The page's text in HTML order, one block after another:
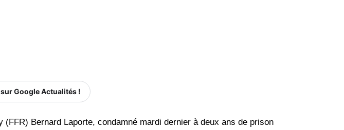
Google Actualités !
Bernard Laporte, condamné mardi dernier à deux ans de prison